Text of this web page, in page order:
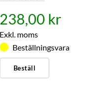
238,00 kr
Exkl. moms
Beställningsvara
Beställ